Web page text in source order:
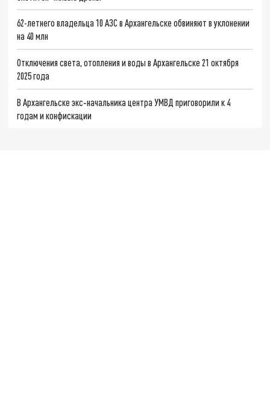
62-летнего владельца 10 АЗС в Архангельске обвиняют в уклонении
на 40 млн
Отключения света, отопления и воды в Архангельске 21 октября
2025 года
В Архангельске экс‑начальника центра УМВД приговорили к 4
годам и конфискации